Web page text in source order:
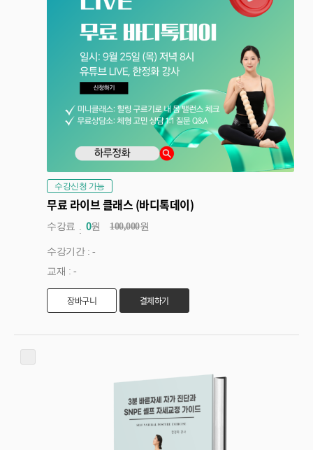
수강신청 가능
무료 라이브 클래스 (바디톡데이)
수강료 0원 100,000원
수강기간 : -
교재 : -
장바구니 결제하기